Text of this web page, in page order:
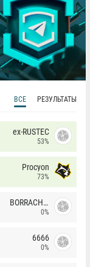
ВСЕ РЕЗУЛЬТАТЫ
ex-RUSTEC
53%
Procyon
73%
BORRACHEIROS
0%
6666
0%